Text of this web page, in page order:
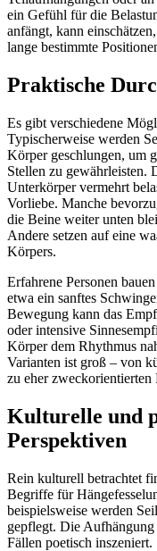
ein Gefühl für die
anfängt, kann
lange bestimmte
Praktische
Es gibt verschiedene
Typischerweise werden
Körper geschlungen, um
Stellen zu gewährleisten.
Unterkörper vermehrt
Vorliebe. Manche
die Beine weiter unten
Andere setzen auf eine
Körpers.
Erfahrene Personen
etwa ein sanftes
Bewegung kann das
oder intensive
Körper dem Rhythmus
Varianten ist groß – von
zu eher zweckorientierten
Kulturelle und
Perspektiven
Rein kulturell betrachtet
Begriffe für
beispielsweise werden
gepflegt. Die
Fällen poetisch inszeniert.